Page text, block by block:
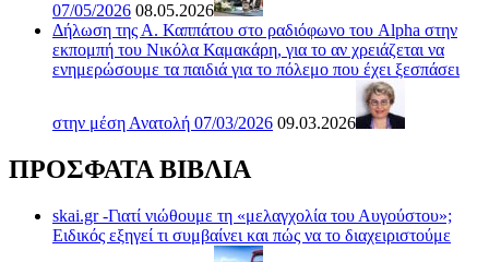
07/05/2026 08.05.2026
Δήλωση της Α. Καππάτου στο ραδιόφωνο του Alpha στην
εκπομπή του Νικόλα Καμακάρη, για το αν χρειάζεται να
ενημερώσουμε τα παιδιά για το πόλεμο που έχει ξεσπάσει
στην μέση Ανατολή 07/03/2026 09.03.2026
ΠΡΟΣΦΑΤΑ ΒΙΒΛΙΑ
skai.gr -Γιατί νιώθουμε τη «μελαγχολία του Αυγούστου»;
Ειδικός εξηγεί τι συμβαίνει και πώς να το διαχειριστούμε